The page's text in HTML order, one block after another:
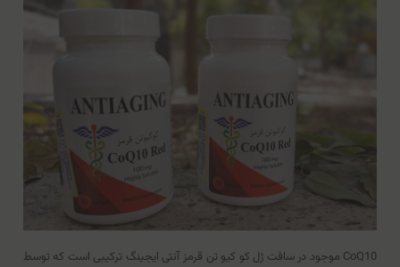
CoQ10 موجود در سافت ژل کو کیو تن قرمز آنتی ایجینگ ترکیبی است که توسط